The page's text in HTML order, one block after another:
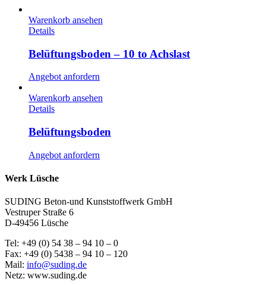
Warenkorb ansehen
Details
Belüftungsboden – 10 to Achslast
Angebot anfordern
Warenkorb ansehen
Details
Belüftungsboden
Angebot anfordern
Werk Lüsche
SUDING Beton-und Kunststoffwerk GmbH
Vestruper Straße 6
D-49456 Lüsche
Tel: +49 (0) 54 38 – 94 10 – 0
Fax: +49 (0) 5438 – 94 10 – 120
Mail: info@suding.de
Netz: www.suding.de